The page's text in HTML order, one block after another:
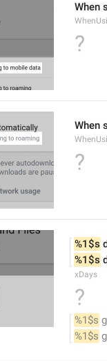
When
?
When
?
%1$s
%1$s
xDays
?
%1$s
%1$s